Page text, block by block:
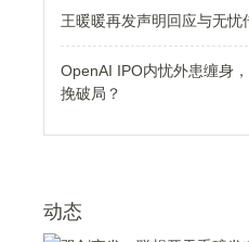
王暖暖再发声明回应与无忧
OpenAI IPO内忧外患缠身
挽破局？
动态